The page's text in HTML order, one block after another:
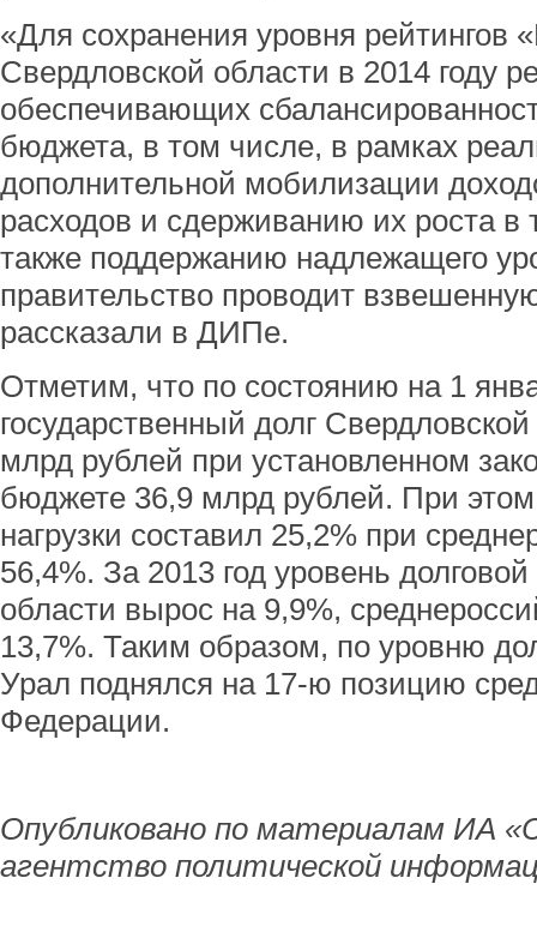
«Для сохранения уровня рейтингов
Свердловской области в 2014 году
обеспечивающих
бюджета, в том числе, в рамках
дополнительной мобилизации
расходов и сдерживанию их роста в
также поддержанию надлежащего
правительство проводит
рассказали в ДИПе.
Отметим, что по состоянию на 1
государственный долг
млрд рублей при установленном
бюджете 36,9 млрд рублей. При этом
нагрузки составил 25,2% при
56,4%. За 2013 год уровень
области вырос на 9,9%,
13,7%. Таким образом, по уровню
Урал поднялся на 17-ю позицию
Федерации.
Опубликовано по материалам ИА
агентство политической